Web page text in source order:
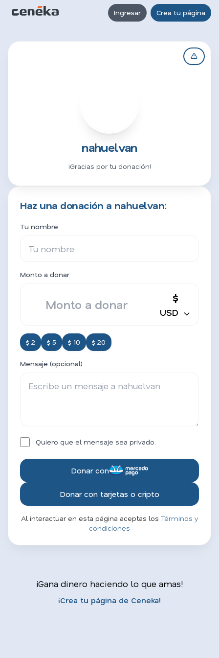
Ingresar Crea tu página
nahuelvan
¡Gracias por tu donación!
Haz una donación a nahuelvan:
Tu nombre
Monto a donar
$
USD
$ 2 $ 5 $ 10 $ 20
Mensaje (opcional)
Quiero que el mensaje sea privado.
Donar con
Donar con tarjetas o cripto
Al interactuar en esta página aceptas los Términos y
condiciones
¡Gana dinero haciendo lo que amas!
¡Crea tu página de Ceneka!